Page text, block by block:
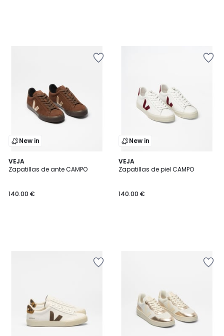
New in
VEJA
Zapatillas de ante CAMPO
140.00 €
New in
VEJA
Zapatillas de piel CAMPO
140.00 €